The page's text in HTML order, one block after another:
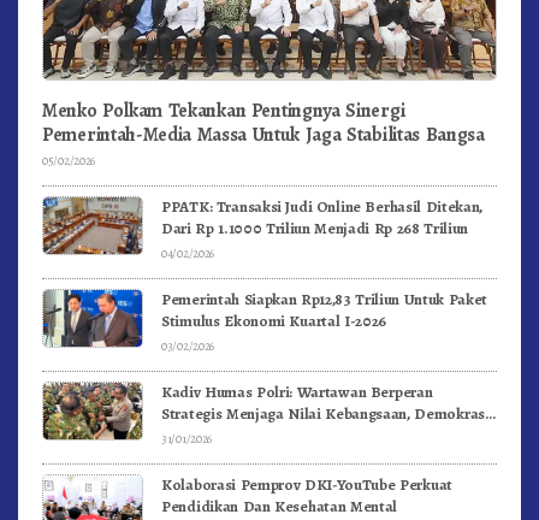
Menko Polkam Tekankan Pentingnya Sinergi
Pemerintah-Media Massa Untuk Jaga Stabilitas Bangsa
05/02/2026
PPATK: Transaksi Judi Online Berhasil Ditekan,
Dari Rp 1.1000 Triliun Menjadi Rp 268 Triliun
04/02/2026
Pemerintah Siapkan Rp12,83 Triliun Untuk Paket
Stimulus Ekonomi Kuartal I-2026
03/02/2026
Kadiv Humas Polri: Wartawan Berperan
Strategis Menjaga Nilai Kebangsaan, Demokrasi,
dan NKRI
31/01/2026
Kolaborasi Pemprov DKI-YouTube Perkuat
Pendidikan Dan Kesehatan Mental